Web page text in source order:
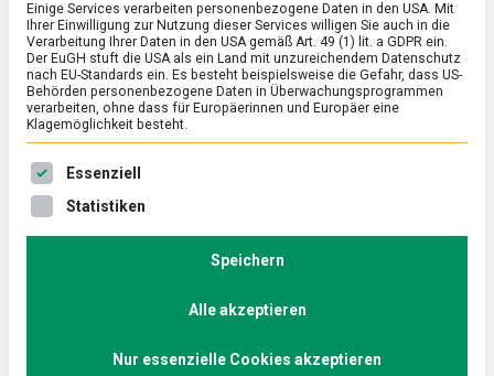
ERNÄHRUNG & GESUNDHEIT /FEATURED/WIRTSCHAFT
Internorga 2024, das Essen von
Morgen serviert von KI
15. März 2024
Essen
Ein Besuch der Internationalen Fachmesse für
Gastronomie und Hotellerie in Hamburg, Internorga,
gleicht einem Blick in die Kristallkugel.
Einige Services verarbeiten personenbezogene Daten in den USA. Mit
Ihrer Einwilligung zur Nutzung dieser Services willigen Sie auch in die
Verarbeitung Ihrer Daten in den USA gemäß Art. 49 (1) lit. a GDPR ein.
Der EuGH stuft die USA als ein Land mit unzureichendem Datenschutz
nach EU-Standards ein. Es besteht beispielsweise die Gefahr, dass US-
Behörden personenbezogene Daten in Überwachungsprogrammen
verarbeiten, ohne dass für Europäerinnen und Europäer eine
Klagemöglichkeit besteht.
Es folgt eine Liste der Service-Gruppen, für die eine
Essenziell
Statistiken
Speichern
Alle akzeptieren
Nur essenzielle Cookies akzeptieren